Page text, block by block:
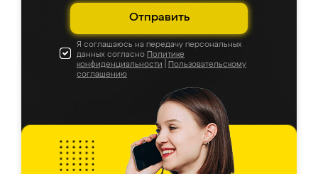
Отправить
Я соглашаюсь на передачу персональных
данных согласно Политике
конфиденциальности
Пользовательскому
соглашению